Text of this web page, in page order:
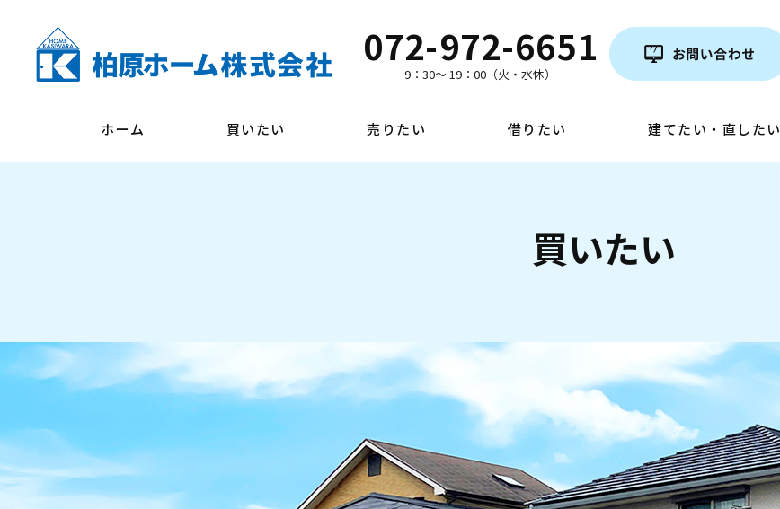
072-972-6651
9：30～ 19：00（火・水休）
ホーム 買いたい 売りたい 借りたい 建てたい・直したい
買いたい